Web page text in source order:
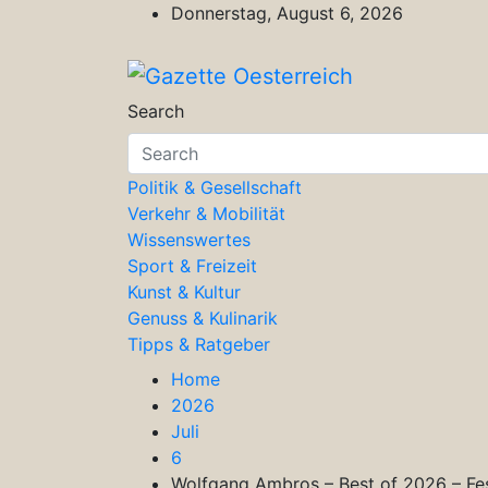
Donnerstag, August 6, 2026
Gazette Oesterreich
Magazin für Freizeit, Politik, Kultur
Search
Politik & Gesellschaft
Verkehr & Mobilität
Wissenswertes
Sport & Freizeit
Kunst & Kultur
Genuss & Kulinarik
Tipps & Ratgeber
Home
2026
Juli
6
Wolfgang Ambros – Best of 2026 –